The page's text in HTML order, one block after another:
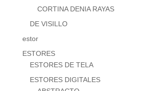
CORTINA DENIA RAYAS
DE VISILLO
estor
ESTORES
ESTORES DE TELA
ESTORES DIGITALES